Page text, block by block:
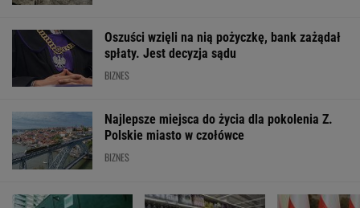
Oszuści wzięli na nią pożyczkę, bank zażądał
spłaty. Jest decyzja sądu
BIZNES
Najlepsze miejsca do życia dla pokolenia Z.
Polskie miasto w czołówce
BIZNES